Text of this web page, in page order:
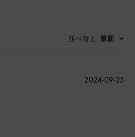
並べ替え : 最新
公
2024-09-25